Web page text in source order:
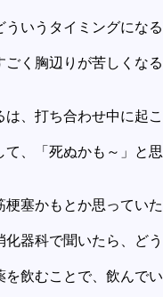
いうタイミングになる
く胸辺りが苦しくなる
、打ち合わせ中に起こ
て、「死ぬかも～」と思
塞かもとか思っていた
器科で聞いたら、どう
を飲むことで、飲んでい